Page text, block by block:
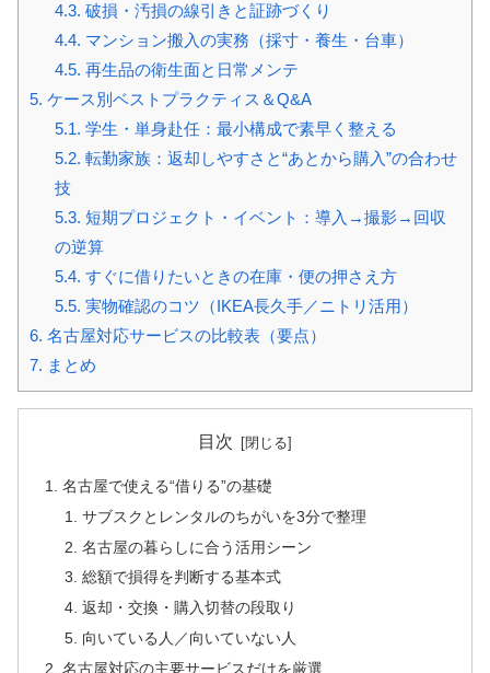
4.3. 破損・汚損の線引きと証跡づくり
4.4. マンション搬入の実務（採寸・養生・台車）
4.5. 再生品の衛生面と日常メンテ
5. ケース別ベストプラクティス＆Q&A
5.1. 学生・単身赴任：最小構成で素早く整える
5.2. 転勤家族：返却しやすさと“あとから購入”の合わせ
技
5.3. 短期プロジェクト・イベント：導入→撮影→回収
の逆算
5.4. すぐに借りたいときの在庫・便の押さえ方
5.5. 実物確認のコツ（IKEA長久手／ニトリ活用）
6. 名古屋対応サービスの比較表（要点）
7. まとめ
目次
名古屋で使える“借りる”の基礎
サブスクとレンタルのちがいを3分で整理
名古屋の暮らしに合う活用シーン
総額で損得を判断する基本式
返却・交換・購入切替の段取り
向いている人／向いていない人
名古屋対応の主要サービスだけを厳選